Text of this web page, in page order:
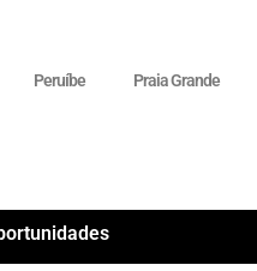
Peruíbe Praia Grande